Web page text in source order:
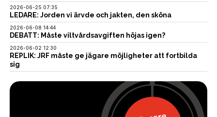
2026-06-25 07:35
LEDARE: Jorden vi ärvde och jakten, den sköna
2026-06-08 14:44
DEBATT: Måste viltvårdsavgiften höjas igen?
2026-06-02 12:30
REPLIK: JRF måste ge jägare möjligheter att fortbilda
sig